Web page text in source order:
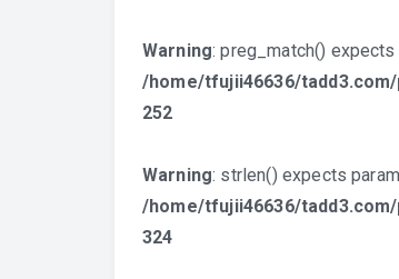
Warning: preg_match()
/home/tfujii46636/
252
Warning: strlen() expects
/home/tfujii46636/
324